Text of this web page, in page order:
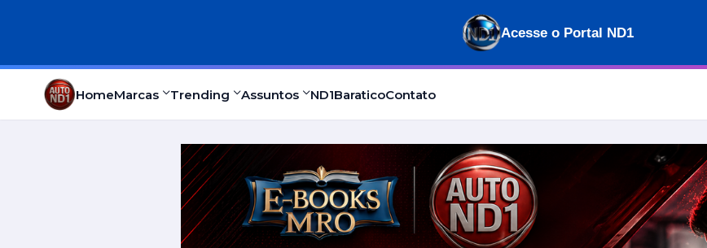
Acesse o Portal ND1
HomeMarcas Trending Assuntos ND1BaraticoContato